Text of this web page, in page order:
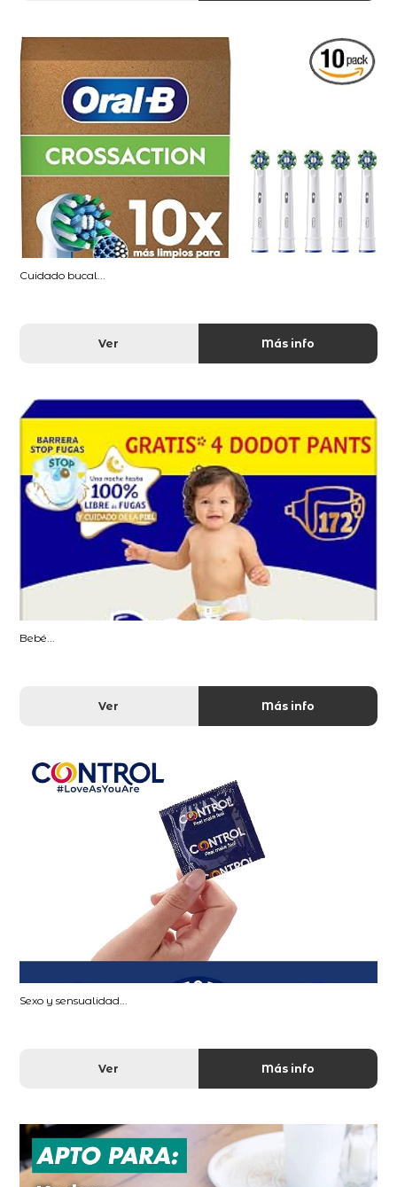
Cuidado bucal...
Ver Más info
Bebé...
Ver Más info
Sexo y sensualidad...
Ver Más info